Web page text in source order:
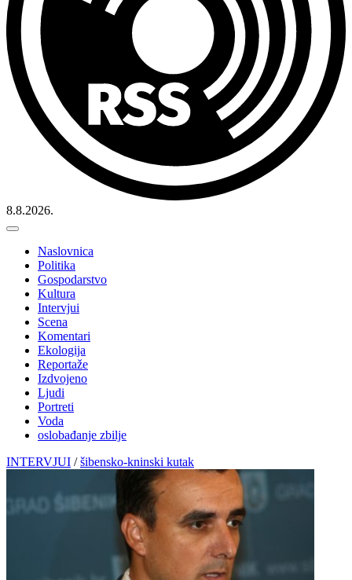
8.8.2026.
Naslovnica
Politika
Gospodarstvo
Kultura
Intervjui
Scena
Komentari
Ekologija
Reportaže
Izdvojeno
Ljudi
Portreti
Voda
oslobađanje zbilje
INTERVJUI /šibensko-kninski kutak